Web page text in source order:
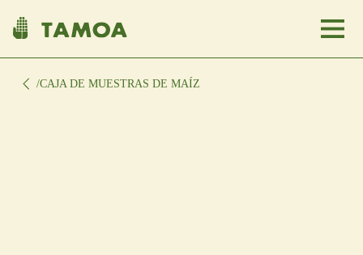
/CAJA DE MUESTRAS DE MAÍZ